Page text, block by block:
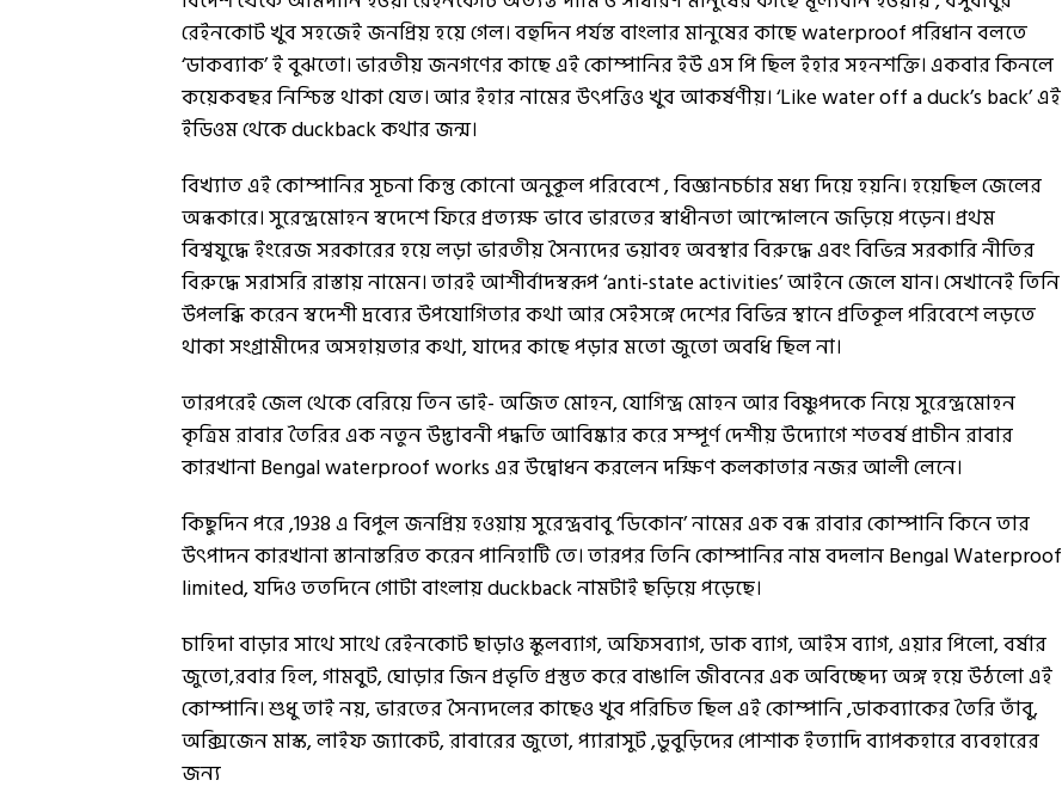
রেইনকোট খুব সহজেই জনপ্রিয় হয়ে গেল। বহুদিন পর্যন্ত বাংলার মানুষের কাছে waterproof পরিধান বলতে
‘ডাকব্যাক’ ই বুঝতো। ভারতীয় জনগণের কাছে এই কোম্পানির ইউ এস পি ছিল ইহার সহনশক্তি। একবার কিনলে
কয়েকবছর নিশ্চিন্ত থাকা যেত। আর ইহার নামের উৎপত্তিও খুব আকর্ষণীয়। ‘Like water off a duck’s back’ এই
ইডিওম থেকে duckback কথার জন্ম।
বিখ্যাত এই কোম্পানির সূচনা কিন্তু কোনো অনুকূল পরিবেশে , বিজ্ঞানচর্চার মধ্য দিয়ে হয়নি। হয়েছিল জেলের
অন্ধকারে। সুরেন্দ্রমোহন স্বদেশে ফিরে প্রত্যক্ষ ভাবে ভারতের স্বাধীনতা আন্দোলনে জড়িয়ে পড়েন। প্রথম
বিশ্বযুদ্ধে ইংরেজ সরকারের হয়ে লড়া ভারতীয় সৈন্যদের ভয়াবহ অবস্থার বিরুদ্ধে এবং বিভিন্ন সরকারি নীতির
বিরুদ্ধে সরাসরি রাস্তায় নামেন। তারই আশীর্বাদস্বরূপ ‘anti-state activities’ আইনে জেলে যান। সেখানেই তিনি
উপলব্ধি করেন স্বদেশী দ্রব্যের উপযোগিতার কথা আর সেইসঙ্গে দেশের বিভিন্ন স্থানে প্রতিকূল পরিবেশে লড়তে
থাকা সংগ্রামীদের অসহায়তার কথা, যাদের কাছে পড়ার মতো জুতো অবধি ছিল না।
তারপরেই জেল থেকে বেরিয়ে তিন ভাই- অজিত মোহন, যোগিন্দ্র মোহন আর বিষ্ণুপদকে নিয়ে সুরেন্দ্রমোহন
কৃত্রিম রাবার তৈরির এক নতুন উদ্ভাবনী পদ্ধতি আবিষ্কার করে সম্পূর্ণ দেশীয় উদ্যোগে শতবর্ষ প্রাচীন রাবার
কারখানা Bengal waterproof works এর উদ্বোধন করলেন দক্ষিণ কলকাতার নজর আলী লেনে।
কিছুদিন পরে ,1938 এ বিপুল জনপ্ৰিয় হওয়ায় সুরেন্দ্রবাবু ‘ডিকোন’ নামের এক বন্ধ রাবার কোম্পানি কিনে তার
উৎপাদন কারখানা স্তানান্তরিত করেন পানিহাটি তে। তারপর তিনি কোম্পানির নাম বদলান Bengal Waterproof
limited, যদিও ততদিনে গোটা বাংলায় duckback নামটাই ছড়িয়ে পড়েছে।
চাহিদা বাড়ার সাথে সাথে রেইনকোট ছাড়াও স্কুলব্যাগ, অফিসব্যাগ, ডাক ব্যাগ, আইস ব্যাগ, এয়ার পিলো, বর্ষার
জুতো,রবার হিল, গামবুট, ঘোড়ার জিন প্রভৃতি প্রস্তুত করে বাঙালি জীবনের এক অবিচ্ছেদ্য অঙ্গ হয়ে উঠলো এই
কোম্পানি। শুধু তাই নয়, ভারতের সৈন্যদলের কাছেও খুব পরিচিত ছিল এই কোম্পানি ,ডাকব্যাকের তৈরি তাঁবু,
অক্সিজেন মাস্ক, লাইফ জ্যাকেট, রাবারের জুতো, প্যারাসুট ,ডুবুড়িদের পোশাক ইত্যাদি ব্যাপকহারে ব্যবহারের
জন্য